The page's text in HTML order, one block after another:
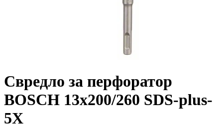
Свредло за перфоратор
BOSCH 13x200/260 SDS-plus-
5Х